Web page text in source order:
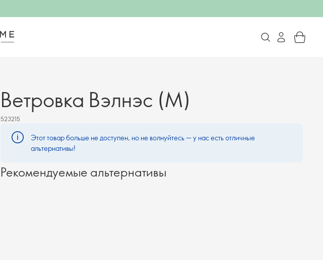
Ветровка Вэлнэс (M)
523215
Этот товар больше не доступен, но не волнуйтесь — у нас есть отличные
альтернативы!
Рекомендуемые альтернативы